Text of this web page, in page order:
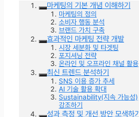
마케팅의 기본 개념 이해하기
마케팅의 정의
소비자 행동 분석
브랜드 가치 구축
효과적인 마케팅 전략 개발
시장 세분화 및 타겟팅
포지셔닝 전략
온라인 및 오프라인 채널 활용
최신 트렌드 분석하기
SNS 이용 증가 추세
AI 기술 활용 확대
Sustainability(지속 가능성)
강조하기
성과 측정 및 개선 방안 모색하기